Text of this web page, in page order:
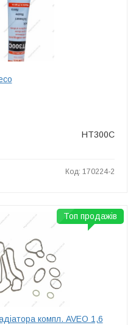
HT300C
Код: 170224-2
компл. AVEO 1,6
Топ продажів